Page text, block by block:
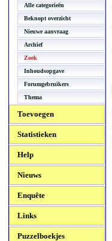
Alle categorieën
Beknopt overzicht
Nieuwe aanvraag
Archief
Zoek
Inhoudsopgave
Forumgebruikers
Thema
Toevoegen
Statistieken
Help
Nieuws
Enquête
Links
Puzzelboekjes